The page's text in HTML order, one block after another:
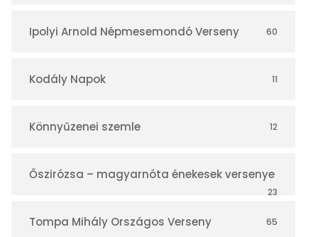
Ipolyi Arnold Népmesemondó Verseny 60
Kodály Napok 11
Könnyűzenei szemle 12
Őszirózsa – magyarnóta énekesek versenye
23
Tompa Mihály Országos Verseny 65